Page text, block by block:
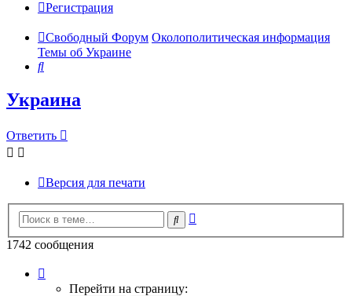
Регистрация
Свободный Форум Околополитическая информация
Темы об Украине
Поиск
Украина
Ответить
Версия для печати
Поиск
1742 сообщения
81
Перейти на страницу: